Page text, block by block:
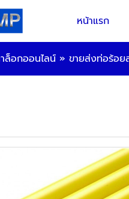
หน้าแรก
ล็อกออนไลน์ » ขายส่งท่อร้อย